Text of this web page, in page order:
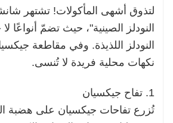
لتذوق أشهى المأكولات! تشتهر
النودلز الصينية"، حيث تضمّ أنواعًا
النودلز اللذيذة. وفي مقاطعة
نكهات محلية فريدة لا تُنسى.
1. تفاح جيكسيان
تُزرع تفاحات جيكسيان على هضبة